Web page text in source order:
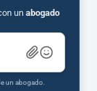
un abogado
un abogado.